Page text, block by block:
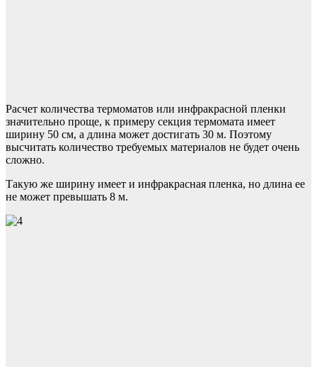
Расчет количества термоматов или инфракрасной пленки
значительно проще, к примеру секция термомата имеет
ширину 50 см, а длина может достигать 30 м. Поэтому
высчитать количество требуемых материалов не будет очень
сложно.
Такую же ширину имеет и инфракрасная пленка, но длина ее
не может превышать 8 м.